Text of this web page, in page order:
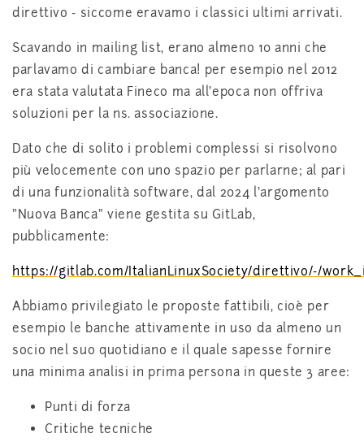
direttivo - siccome eravamo i classici ultimi arrivati.
Scavando in mailing list, erano almeno 10 anni che
parlavamo di cambiare banca! per esempio nel 2012
era stata valutata Fineco ma all'epoca non offriva
soluzioni per la ns. associazione.
Dato che di solito i problemi complessi si risolvono
più velocemente con uno spazio per parlarne; al pari
di una funzionalità software, dal 2024 l'argomento
"Nuova Banca" viene gestita su GitLab,
pubblicamente:
https://gitlab.com/ItalianLinuxSociety/direttivo/-/
Abbiamo privilegiato le proposte fattibili, cioè per
esempio le banche attivamente in uso da almeno un
socio nel suo quotidiano e il quale sapesse fornire
una minima analisi in prima persona in queste 3 aree:
Punti di forza
Critiche tecniche